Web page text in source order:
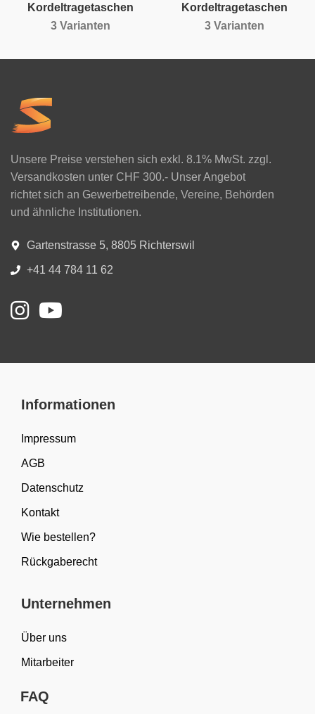
Kordeltragetaschen
3 Varianten
Kordeltragetaschen
3 Varianten
Unsere Preise verstehen sich exkl. 8.1% MwSt. zzgl.
Versandkosten unter CHF 300.- Unser Angebot
richtet sich an Gewerbetreibende, Vereine, Behörden
und ähnliche Institutionen.
Gartenstrasse 5, 8805 Richterswil
+41 44 784 11 62
Informationen
Impressum
AGB
Datenschutz
Kontakt
Wie bestellen?
Rückgaberecht
Unternehmen
Über uns
Mitarbeiter
FAQ